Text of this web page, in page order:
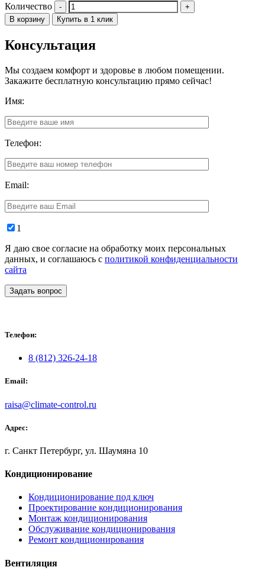
Количество
В корзину Купить в 1 клик
Консультация
Мы создаем комфорт и здоровье в любом помещении.
Закажите бесплатную консультацию прямо сейчас!
Имя:
Телефон:
Email:
1
Я даю свое согласие на обработку моих персональных
данных, и соглашаюсь с политикой конфиденциальности
сайта
Задать вопрос
Телефон:
8 (812) 326-24-18
Email:
raisa@climate-control.ru
Адрес:
г. Санкт Петербург, ул. Шаумяна 10
Кондиционирование
Кондиционирование под ключ
Проектирование кондиционирования
Монтаж кондиционирования
Обслуживание кондиционирования
Ремонт кондиционирования
Вентиляция